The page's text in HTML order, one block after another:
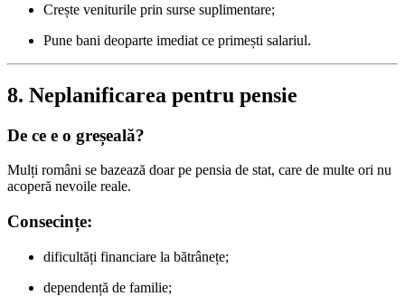
Crește veniturile prin surse suplimentare;
Pune bani deoparte imediat ce primești salariul.
8. Neplanificarea pentru pensie
De ce e o greșeală?
Mulți români se bazează doar pe pensia de stat, care de multe ori nu
acoperă nevoile reale.
Consecințe:
dificultăți financiare la bătrânețe;
dependență de familie;